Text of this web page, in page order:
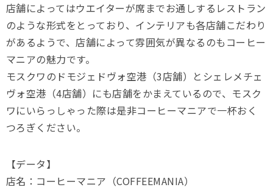
店舗によってはウエイターが席までお通しするレストラン
のような形式をとっており、インテリアも各店舗こだわり
があるようで、店舗によって雰囲気が異なるのもコーヒー
マニアの魅力です。
モスクワのドモジェドヴォ空港（3店舗）とシェレメチェ
ヴォ空港（4店舗）にも店舗をかまえているので、モスク
ワにいらっしゃった際は是非コーヒーマニアで一杯おく
つろぎください。
【データ】
店名：コーヒーマニア（COFFEEMANIA）